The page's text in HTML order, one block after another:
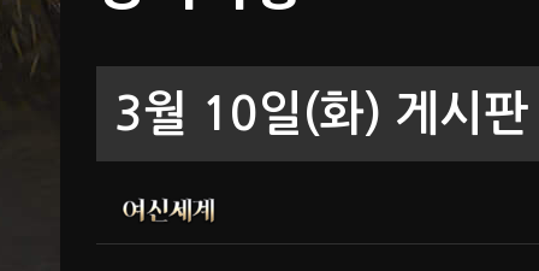
3월 10일(화) 게시판